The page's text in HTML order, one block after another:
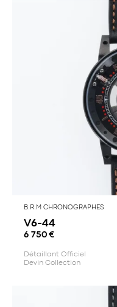
B.R.M CHRONOGRAPHES
V6-44
6 750 €
Détaillant Officiel
Devin Collection